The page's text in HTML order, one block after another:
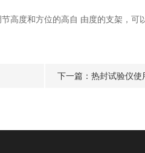
度和方位的高自 由度的支架，可
下一篇： 热封试验仪使